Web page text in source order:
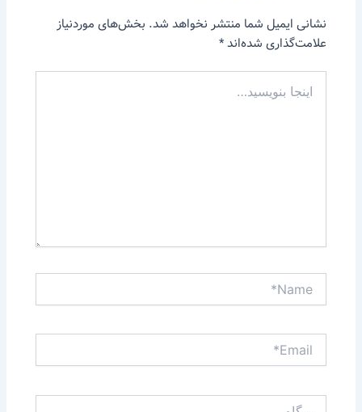
نشانی ایمیل شما منتشر نخواهد شد. بخش‌های موردنیاز
علامت‌گذاری شده‌اند*
بنویسید…
Email*